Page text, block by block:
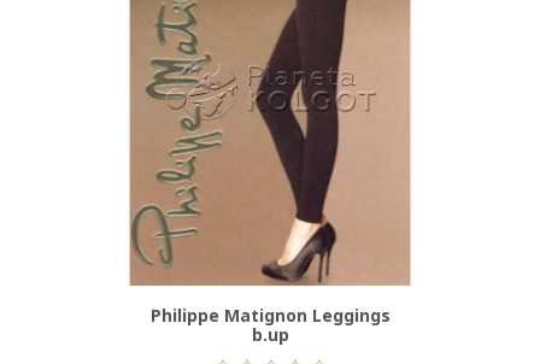
Philippe Matignon Leggings
b.up